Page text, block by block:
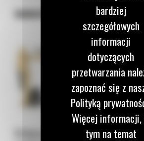
MINIKOPARKA CAT 301.8
Kolejną propozycją w jestmodel
bardziej
szczegółowych
informacji
dotyczących
przetwarzania
zapoznać się z
Polityką
Więcej informacji,
tym na temat